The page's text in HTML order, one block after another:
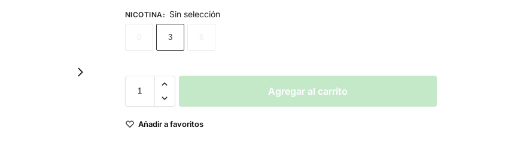
NICOTINA : Sin selección
3
Agregar al carrito
Añadir a favoritos